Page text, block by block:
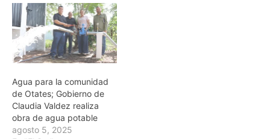
Agua para la comunidad
de Otates; Gobierno de
Claudia Valdez realiza
obra de agua potable
agosto 5, 2025